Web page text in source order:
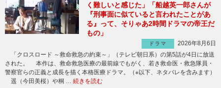
く難しいと感じた」「船越英一郎さんが
『刑事面に似ていると言われたことがあ
る』って、そりゃあ2時間ドラマの帝王だ
もの」
ドラマ
2026年8月6日
「クロスロード ～救命救急の約束～」（テレビ朝日系）の第5話が4日に放送
された。 本作は、救命救急医療の最前線でもがく、若き救命医・救急隊員・
警察官らの正義と成長を描く本格医療ドラマ。（※以下、ネタバレを含みます）
遥（今田美桜）や桐 … 続きを読む